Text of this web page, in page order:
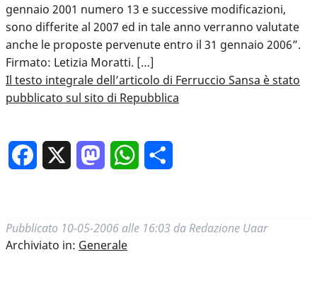
gennaio 2001 numero 13 e successive modificazioni,
sono differite al 2007 ed in tale anno verranno valutate
anche le proposte pervenute entro il 31 gennaio 2006”.
Firmato: Letizia Moratti. […]
Il testo integrale dell’articolo di Ferruccio Sansa è stato
pubblicato sul sito di Repubblica
Facebook MastodonWhatsApp
Pubblicato 10-05-2006 alle 16:03 da Redazione Uaar
Archiviato in: Generale